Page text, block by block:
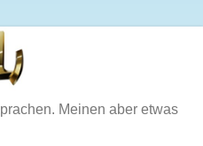
Meinen aber etwas